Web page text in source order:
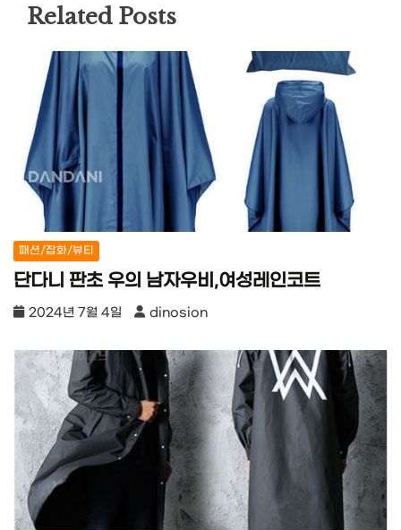
Related Posts
패션/잡화/뷰티
단다니 판초 우의 남자우비,여성레인코트
2024년 7월 4일 dinosion